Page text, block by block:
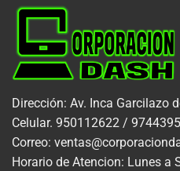
Dirección: Av. Inca Garcilazo
Celular. 950112622 /
Correo:
Horario de Atencion: Lunes a